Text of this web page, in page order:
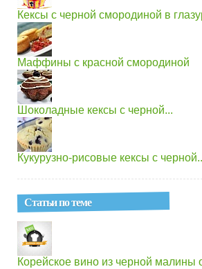
Кексы с черной смородиной в
Маффины с красной смородиной
Шоколадные кексы с черной...
Кукурузно-рисовые кексы с
Статьи по теме
Корейское вино из черной малины